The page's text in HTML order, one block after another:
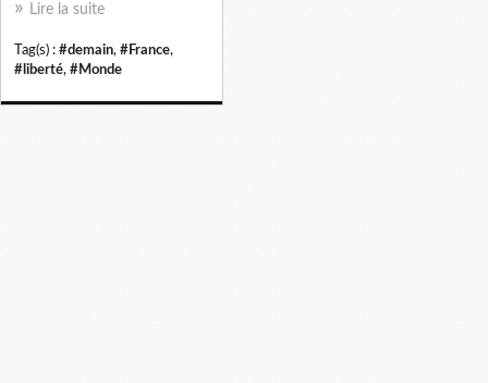
Lire la suite
Tag(s) : #demain, #France,
#liberté, #Monde